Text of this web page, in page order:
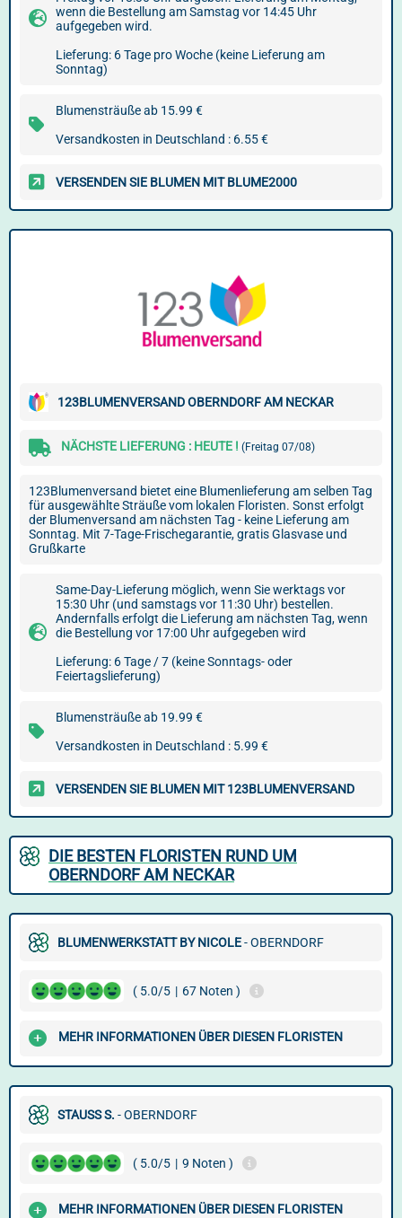
wenn die Bestellung am Samstag vor 14:45 Uhr
aufgegeben wird.
Lieferung: 6 Tage pro Woche (keine Lieferung am
Sonntag)
Blumensträuße ab 15.99 €
Versandkosten in Deutschland : 6.55 €
VERSENDEN SIE BLUMEN MIT BLUME2000
123BLUMENVERSAND OBERNDORF AM NECKAR
NÄCHSTE LIEFERUNG : HEUTE ! (Freitag 07/08)
123Blumenversand bietet eine Blumenlieferung am selben Tag
für ausgewählte Sträuße vom lokalen Floristen. Sonst erfolgt
der Blumenversand am nächsten Tag - keine Lieferung am
Sonntag. Mit 7-Tage-Frischegarantie, gratis Glasvase und
Grußkarte
Same-Day-Lieferung möglich, wenn Sie werktags vor
15:30 Uhr (und samstags vor 11:30 Uhr) bestellen.
Andernfalls erfolgt die Lieferung am nächsten Tag, wenn
die Bestellung vor 17:00 Uhr aufgegeben wird
Lieferung: 6 Tage / 7 (keine Sonntags- oder
Feiertagslieferung)
Blumensträuße ab 19.99 €
Versandkosten in Deutschland : 5.99 €
VERSENDEN SIE BLUMEN MIT 123BLUMENVERSAND
DIE BESTEN FLORISTEN RUND UM
OBERNDORF AM NECKAR
BLUMENWERKSTATT BY NICOLE- OBERNDORF
( 5.0/5 | 67 Noten )
MEHR INFORMATIONEN ÜBER DIESEN FLORISTEN
STAUSS S. - OBERNDORF
( 5.0/5 | 9 Noten )
MEHR INFORMATIONEN ÜBER DIESEN FLORISTEN